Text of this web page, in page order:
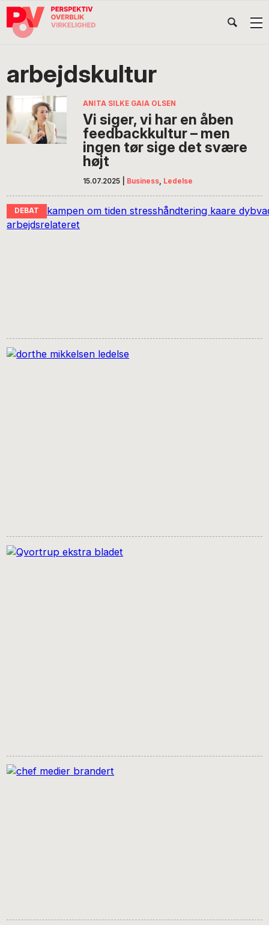
Gå
direkte
navigation
Skip
indhold
Gå
direkte
POV
International
arbejdskultur
ANITA SILKE GAIA OLSEN
Vi siger, vi har en åben
feedbackkultur – men
ingen tør sige det svære
højt
15.07.2025 Business, Ledelse